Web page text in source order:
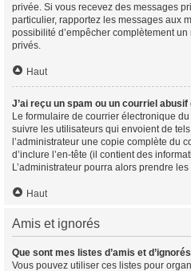
privée. Si vous recevez des messages
particulier, rapportez les messages aux
possibilité d’empêcher complètement
privés.
Haut
J’ai reçu un spam ou un courriel abusif
Le formulaire de courrier électronique
suivre les utilisateurs qui envoient de
l’administrateur une copie complète du
d’inclure l’en-tête (il contient des
L’administrateur pourra alors prendre
Haut
Amis et ignorés
Que sont mes listes d’amis et
Vous pouvez utiliser ces listes pour